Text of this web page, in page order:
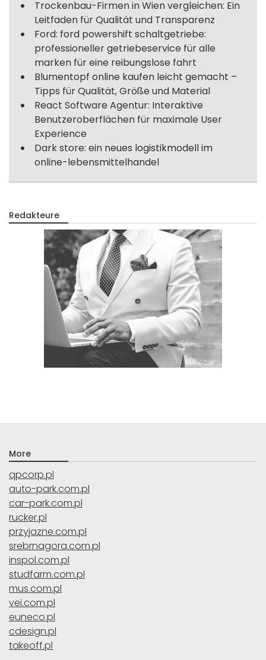
Trockenbau-Firmen in Wien vergleichen: Ein
Leitfaden für Qualität und Transparenz
Ford: ford powershift schaltgetriebe:
professioneller getriebeservice für alle
marken für eine reibungslose fahrt
Blumentopf online kaufen leicht gemacht –
Tipps für Qualität, Größe und Material
React Software Agentur: Interaktive
Benutzeroberflächen für maximale User
Experience
Dark store: ein neues logistikmodell im
online-lebensmittelhandel
Redakteure
More
qpcorp.pl
auto-park.com.pl
car-park.com.pl
rucker.pl
przyjazne.com.pl
srebrnagora.com.pl
inspol.com.pl
studfarm.com.pl
mus.com.pl
vei.com.pl
euneco.pl
cdesign.pl
takeoff.pl